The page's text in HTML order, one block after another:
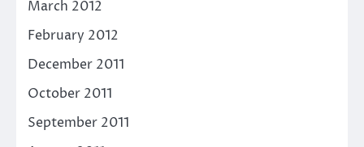
March 2012
February 2012
December 2011
October 2011
September 2011